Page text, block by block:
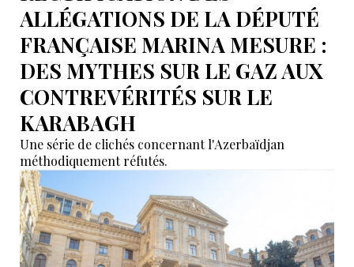
ALLÉGATIONS DE LA DÉPUTÉ
FRANÇAISE MARINA MESURE :
DES MYTHES SUR LE GAZ AUX
CONTREVÉRITÉS SUR LE
KARABAGH
Une série de clichés concernant l'Azerbaïdjan
méthodiquement réfutés.